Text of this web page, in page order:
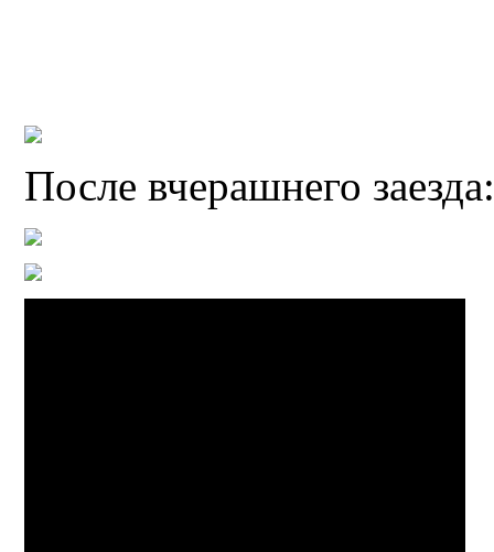
После вчерашнего